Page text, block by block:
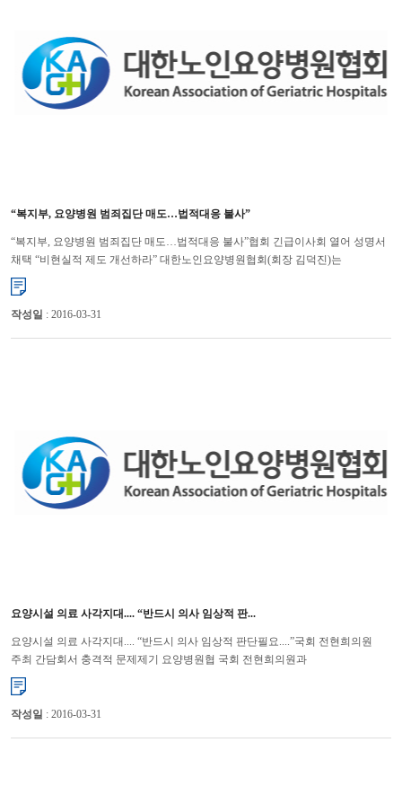
“복지부, 요양병원 범죄집단 매도…법적대응 불사”
“복지부, 요양병원 범죄집단 매도…법적대응 불사”협회 긴급이사회 열어 성명서
채택 “비현실적 제도 개선하라” 대한노인요양병원협회(회장 김덕진)는
요양병원 41%가 인력과 시설을 편법으로 운영, 35억원...
작성일 : 2016-03-31
요양시설 의료 사각지대.... “반드시 의사 임상적 판...
요양시설 의료 사각지대.... “반드시 의사 임상적 판단필요....”국회 전현희의원
주최 간담회서 충격적 문제제기 요양병원협 국회 전현희의원과
국민건강복지포럼이 공동주최한 “노인요양병원의 질적 서비스 개선방...
작성일 : 2016-03-31